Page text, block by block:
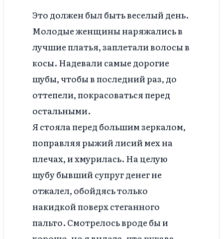
Это должен был быть веселый день.
Молодые женщины наряжались в
лучшие платья, заплетали волосы в
косы. Надевали самые дорогие
шубы, чтобы в последний раз, до
оттепели, покрасоваться перед
остальными.
Я стояла перед большим зеркалом,
поправляя рыжий лисий мех на
плечах, и хмурилась. На целую
шубу бывший супруг денег не
отжалел, обойдясь только
накидкой поверх стеганного
пальто. Смотрелось вроде бы и